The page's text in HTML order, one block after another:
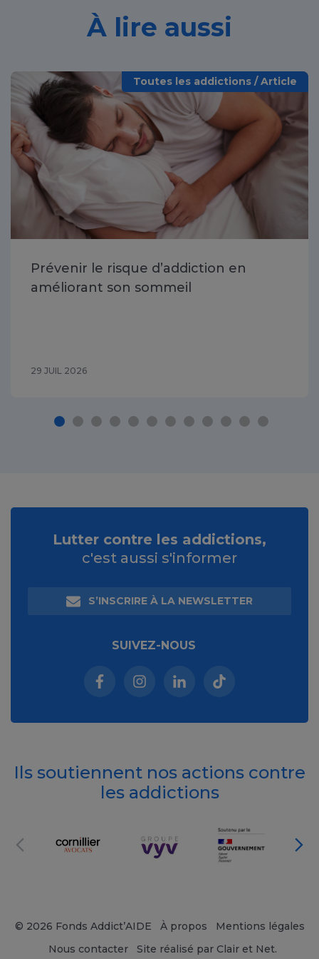
À lire aussi
Toutes les addictions / Article
Prévenir le risque d’addiction en
améliorant son sommeil
29 JUIL 2026
Lutter contre les addictions,
c'est aussi s'informer
S’INSCRIRE À LA NEWSLETTER
SUIVEZ-NOUS
Facebook (nouvelle fenêtre)
Instagram (nouvelle fenêtre)
Linkedin (nouvelle
Tiktok (nouvelle
Ils soutiennent nos actions contre
les addictions
© 2026 Fonds Addict’AIDE À propos
Mentions légales
Nous contacter
Site réalisé par Clair et Net.